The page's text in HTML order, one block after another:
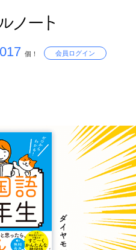
個！ 会員ログイン